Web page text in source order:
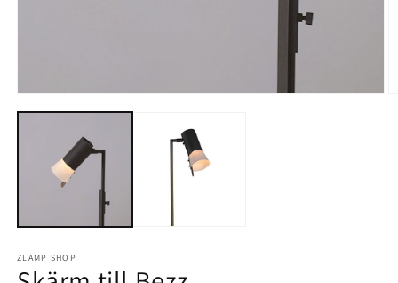
mediet
modalfönster
ZLAMP SHOP